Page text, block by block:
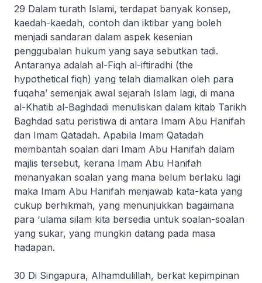
29 Dalam turath Islami, terdapat banyak konsep,
kaedah-kaedah, contoh dan iktibar yang boleh
menjadi sandaran dalam aspek kesenian
penggubalan hukum yang saya sebutkan tadi.
Antaranya adalah al-Fiqh al-iftiradhi (the
hypothetical fiqh) yang telah diamalkan oleh para
fuqaha’ semenjak awal sejarah Islam lagi, di mana
al-Khatib al-Baghdadi menuliskan dalam kitab Tarikh
Baghdad satu peristiwa di antara Imam Abu Hanifah
dan Imam Qatadah. Apabila Imam Qatadah
membantah soalan dari Imam Abu Hanifah dalam
majlis tersebut, kerana Imam Abu Hanifah
menanyakan soalan yang mana belum berlaku lagi
maka Imam Abu Hanifah menjawab kata-kata yang
cukup berhikmah, yang menunjukkan bagaimana
para ‘ulama silam kita bersedia untuk soalan-soalan
yang sukar, yang mungkin datang pada masa
hadapan.
30 Di Singapura, Alhamdulillah, berkat kepimpinan